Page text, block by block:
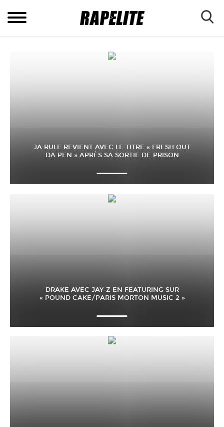
JA RULE REVIENT AVEC LE TITRE « FRESH OUT
DA PEN » APRÈS SA SORTIE DE PRISON
DRAKE AVEC JAY-Z EN FEATURING SUR
« POUND CAKE/PARIS MORTON MUSIC 2 »